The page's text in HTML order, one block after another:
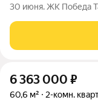
30 июня. ЖК Победа
современный 5-
созданный в формате
6 363 000 ₽
60,6 м² 2-комн.